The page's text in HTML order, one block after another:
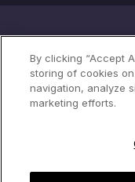
By clicking “Accept
storing of cookies
navigation, analyze
marketing efforts.